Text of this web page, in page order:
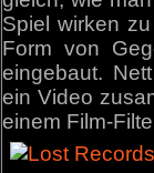
Spiel wirken
Form von
eingebaut.
ein Video
einem Film-